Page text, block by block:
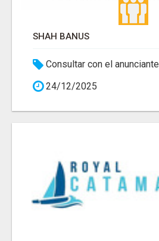
SHAH BANUS
Consultar con el anunciante
24/12/2025